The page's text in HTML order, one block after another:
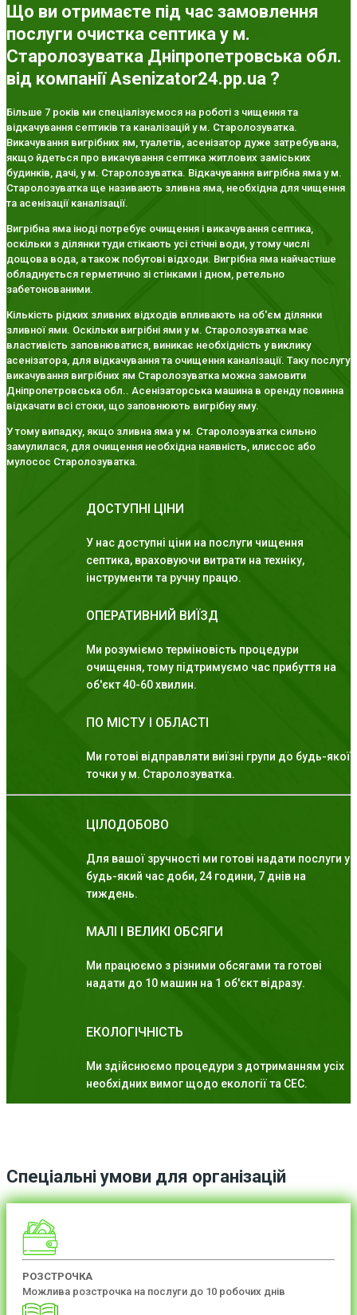
Що ви отримаєте під час замовлення
послуги очистка септика у м.
Старолозуватка Дніпропетровська обл.
від компанії Asenizator24.pp.ua ?
Більше 7 років ми спеціалізуємося на роботі з чищення та
відкачування септиків та каналізацій у м. Старолозуватка.
Викачування вигрібних ям, туалетів, асенізатор дуже затребувана,
якщо йдеться про викачування септика житлових заміських
будинків, дачі, у м. Старолозуватка. Відкачування вигрібна яма у м.
Старолозуватка ще називають зливна яма, необхідна для чищення
та асенізації каналізації.
Вигрібна яма іноді потребує очищення і викачування септика,
оскільки з ділянки туди стікають усі стічні води, у тому числі
дощова вода, а також побутові відходи. Вигрібна яма найчастіше
обладнується герметично зі стінками і дном, ретельно
забетонованими.
Кількість рідких зливних відходів впливають на об'єм ділянки
зливної ями. Оскільки вигрібні ями у м. Старолозуватка має
властивість заповнюватися, виникає необхідність у виклику
асенізатора, для відкачування та очищення каналізації. Таку послугу
викачування вигрібних ям Старолозуватка можна замовити
Дніпропетровська обл.. Асенізаторська машина в оренду повинна
відкачати всі стоки, що заповнюють вигрібну яму.
У тому випадку, якщо зливна яма у м. Старолозуватка сильно
замулилася, для очищення необхідна наявність, илиссос або
мулосос Старолозуватка.
ДОСТУПНІ ЦІНИ
У нас доступні ціни на послуги чищення
септика, враховуючи витрати на техніку,
інструменти та ручну працю.
ОПЕРАТИВНИЙ ВИЇЗД
Ми розуміємо терміновість процедури
очищення, тому підтримуємо час прибуття на
об'єкт 40-60 хвилин.
ПО МІСТУ І ОБЛАСТІ
Ми готові відправляти виїзні групи до будь-якої
точки у м. Старолозуватка.
ЦІЛОДОБОВО
Для вашої зручності ми готові надати послуги у
будь-який час доби, 24 години, 7 днів на
тиждень.
МАЛІ І ВЕЛИКІ ОБСЯГИ
Ми працюємо з різними обсягами та готові
надати до 10 машин на 1 об'єкт відразу.
ЕКОЛОГІЧНІСТЬ
Ми здійснюємо процедури з дотриманням усіх
необхідних вимог щодо екології та СЕС.
Спеціальні умови для організацій
РОЗСТРОЧКА
Можлива розстрочка на послуги до 10 робочих днів